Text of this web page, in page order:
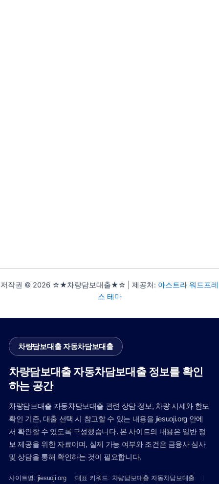
저작권 © 2026 ☆★차량담보대출★☆ | 제공처: 아스트라 워드프레
스 테마
차량담보대출 자동차담보대출
차량담보대출 자동차담보대출 정보를 확인
하는 공간
차량담보대출 자동차담보대출 관련 상담 정보, 차량 시세와 한도
확인 기준, 대출 선택 시 참고할 수 있는 내용을 jiesuoji.org 안에
서 확인할 수 있도록 구성했습니다. 본 사이트의 내용은 일반 정
보 제공을 위한 자료이며, 실제 가능 여부와 조건은 금융사 심사
및 상담을 통해 확인하는 것이 필요합니다.
사이트명: jiesuoji.org 대표 키워드: 차량담보대출 자동차담보대출